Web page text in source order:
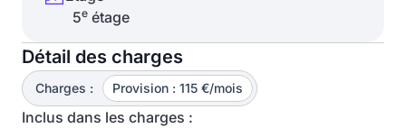
5e étage
Détail des charges
Charges : Provision : 115 €/mois
Inclus dans les charges :